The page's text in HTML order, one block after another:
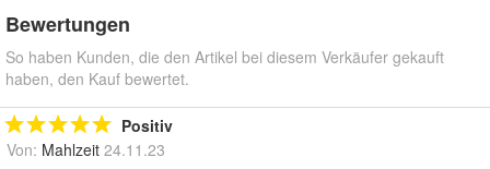
Bewertungen
So haben Kunden, die den Artikel bei diesem Verkäufer gekauft
haben, den Kauf bewertet.
Positiv
Von: Mahlzeit 24.11.23